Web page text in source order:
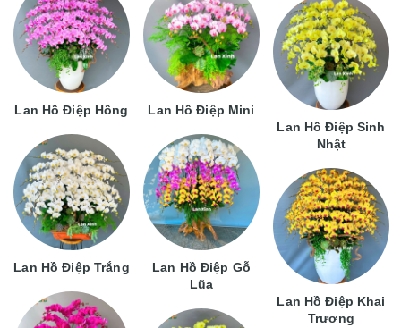
Lan Hồ Điệp Hồng
Lan Hồ Điệp Trắng
Lan Hồ Điệp Mini
Lan Hồ Điệp Gỗ
Lũa
Lan Hồ Điệp Sinh
Nhật
Lan Hồ Điệp Khai
Trương